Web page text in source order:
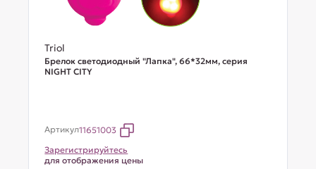
Triol
Брелок светодиодный "Лапка", 66*32мм, серия
NIGHT CITY
Артикул11651003
Зарегистрируйтесь
для отображения цены